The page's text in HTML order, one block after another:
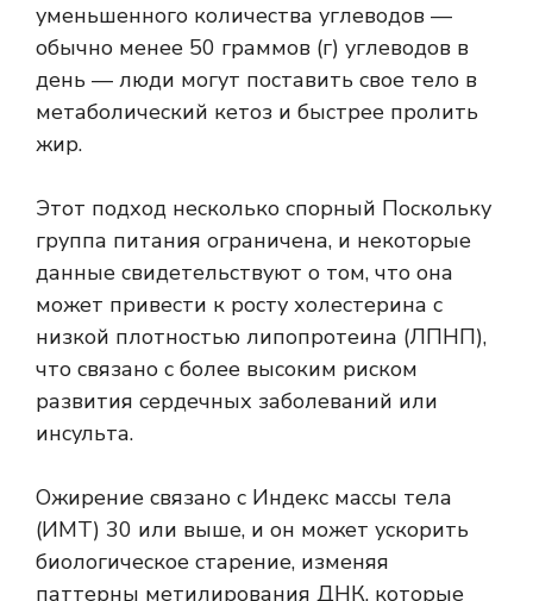
уменьшенного количества углеводов —
обычно менее 50 граммов (г) углеводов в
день — люди могут поставить свое тело в
метаболический кетоз и быстрее пролить
жир.
Этот подход несколько спорный Поскольку
группа питания ограничена, и некоторые
данные свидетельствуют о том, что она
может привести к росту холестерина с
низкой плотностью липопротеина (ЛПНП),
что связано с более высоким риском
развития сердечных заболеваний или
инсульта.
Ожирение связано с Индекс массы тела
(ИМТ) 30 или выше, и он может ускорить
биологическое старение, изменяя
паттерны метилирования ДНК, которые